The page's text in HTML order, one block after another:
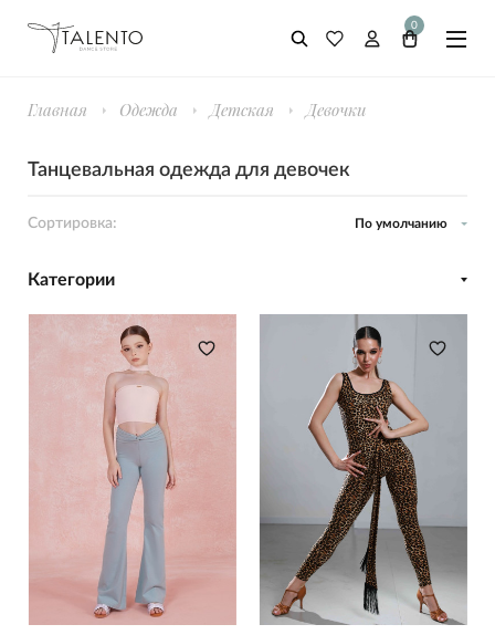
0
Главная Одежда Детская Девочки
Танцевальная одежда для девочек
Сортировка: По умолчанию
Категории